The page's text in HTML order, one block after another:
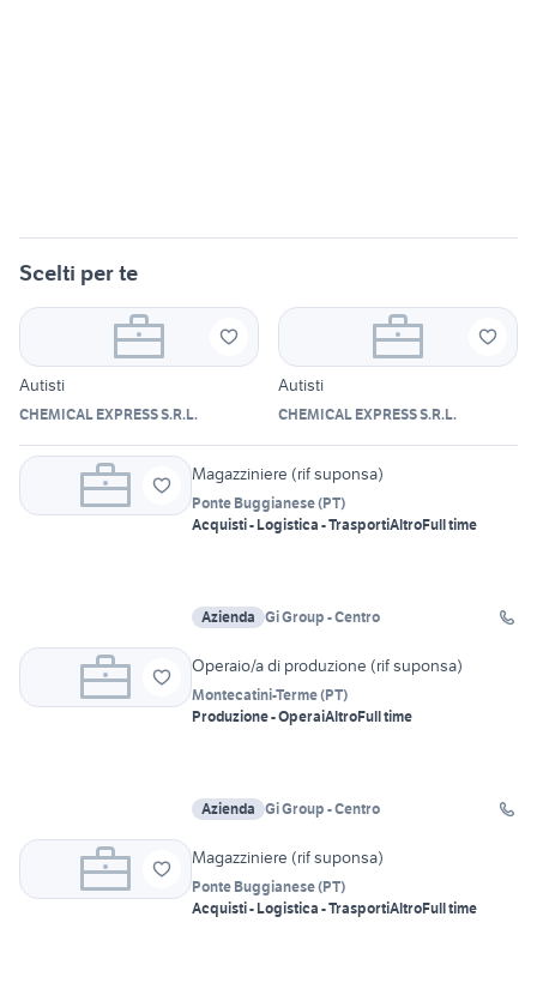
Scelti per te
Autisti
CHEMICAL EXPRESS S.R.L.
Autisti
CHEMICAL EXPRESS S.R.L.
Magazziniere (rif suponsa)
Ponte Buggianese(PT)
Acquisti - Logistica - TrasportiAltroFull time
Azienda Gi Group - Centro
Operaio/a di produzione (rif suponsa)
Montecatini-Terme(PT)
Produzione - OperaiAltroFull time
Azienda Gi Group - Centro
Magazziniere (rif suponsa)
Ponte Buggianese(PT)
Acquisti - Logistica - TrasportiAltroFull time